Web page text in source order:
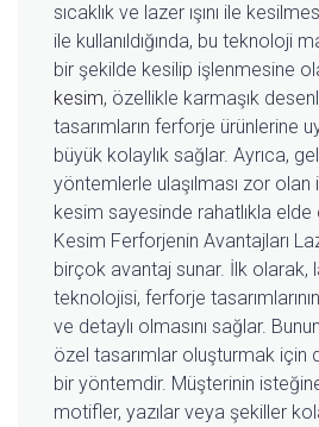
sıcaklık ve lazer ışını ile
ile kullanıldığında, bu teknoloji
bir şekilde kesilip işlenmesine
kesim, özellikle karmaşık
tasarımların ferforje ürünlerine
büyük kolaylık sağlar. Ayrıca,
yöntemlerle ulaşılması zor
kesim sayesinde rahatlıkla elde
Kesim Ferforjenin Avantajları
birçok avantaj sunar. İlk olarak,
teknolojisi, ferforje
ve detaylı olmasını sağlar.
özel tasarımlar oluşturmak için
bir yöntemdir. Müşterinin
motifler, yazılar veya şekiller